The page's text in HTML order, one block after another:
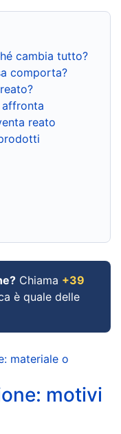
cambia tutto?
comporta?
reato
Chiama +39
è quale delle
materiale o
motivi